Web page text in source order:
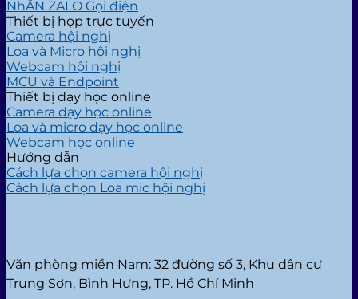
NhẮN ZALO Gọi điện
Thiết bị họp trực tuyến
Camera hội nghị
Loa và Micro hội nghị
Webcam hội nghị
MCU và Endpoint
Thiết bị dạy học online
Camera dạy học online
Loa và micro dạy học online
Webcam học online
Hướng dẫn
Cách lựa chọn camera hội nghị
Cách lựa chọn Loa mic hội nghị
Văn phòng miền Nam: 32 đường số 3, Khu dân cư
Trung Sơn, Bình Hưng, TP. Hồ Chí Minh